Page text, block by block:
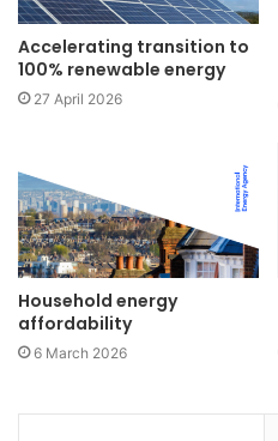
Accelerating transition to
100% renewable energy
27 April 2026
Household energy
affordability
6 March 2026